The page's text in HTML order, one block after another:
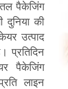
पैकेजिंग
दुनिया की
उत्पाद
प्रतिदिन
पैकेजिंग
लाइन